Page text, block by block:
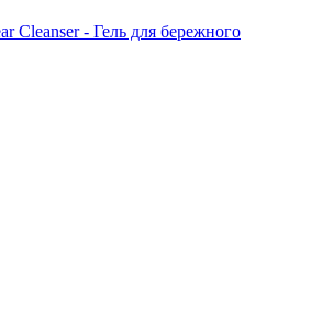
Cleanser - Гель для бережного